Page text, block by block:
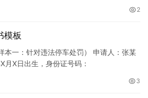
2
模板
本一：针对违法停车处罚） 申请人：张某
月X日出生，身份证号码：
3